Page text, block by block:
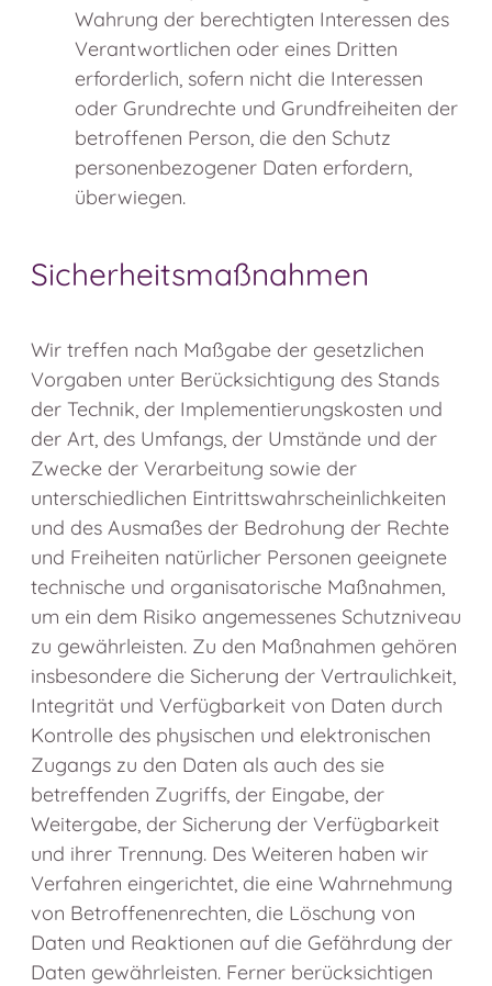
Wahrung der berechtigten Interessen des
Verantwortlichen oder eines Dritten
erforderlich, sofern nicht die Interessen
oder Grundrechte und Grundfreiheiten der
betroffenen Person, die den Schutz
personenbezogener Daten erfordern,
überwiegen.
Sicherheitsmaßnahmen
Wir treffen nach Maßgabe der gesetzlichen
Vorgaben unter Berücksichtigung des Stands
der Technik, der Implementierungskosten und
der Art, des Umfangs, der Umstände und der
Zwecke der Verarbeitung sowie der
unterschiedlichen Eintrittswahrscheinlichkeiten
und des Ausmaßes der Bedrohung der Rechte
und Freiheiten natürlicher Personen geeignete
technische und organisatorische Maßnahmen,
um ein dem Risiko angemessenes Schutzniveau
zu gewährleisten. Zu den Maßnahmen gehören
insbesondere die Sicherung der Vertraulichkeit,
Integrität und Verfügbarkeit von Daten durch
Kontrolle des physischen und elektronischen
Zugangs zu den Daten als auch des sie
betreffenden Zugriffs, der Eingabe, der
Weitergabe, der Sicherung der Verfügbarkeit
und ihrer Trennung. Des Weiteren haben wir
Verfahren eingerichtet, die eine Wahrnehmung
von Betroffenenrechten, die Löschung von
Daten und Reaktionen auf die Gefährdung der
Daten gewährleisten. Ferner berücksichtigen